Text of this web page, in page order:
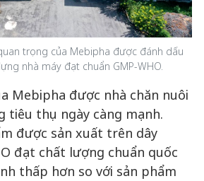
trọng của Mebipha được đánh dấu
nhà máy đạt chuẩn GMP-WHO.
Mebipha được nhà chăn nuôi
tiêu thụ ngày càng mạnh.
được sản xuất trên dây
đạt chất lượng chuẩn quốc
thấp hơn so với sản phẩm